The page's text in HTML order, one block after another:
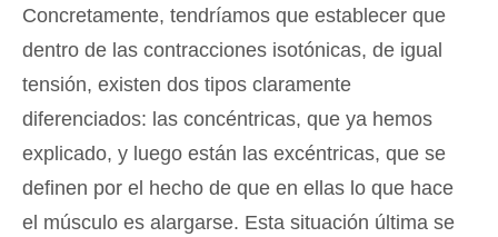
Concretamente, tendríamos que establecer que
dentro de las contracciones isotónicas, de igual
tensión, existen dos tipos claramente
diferenciados: las concéntricas, que ya hemos
explicado, y luego están las excéntricas, que se
definen por el hecho de que en ellas lo que hace
el músculo es alargarse. Esta situación última se